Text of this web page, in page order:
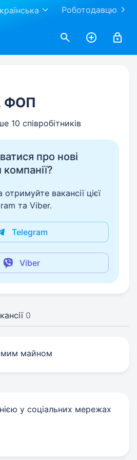
Роботодавцю
ФОП
10 співробітників
про нові
компанії?
вакансії цієї
та Viber.
Telegram
Viber
0
майном
у соціальних мережах
link